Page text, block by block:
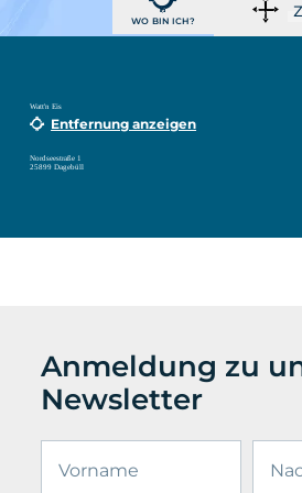
WO BIN ICH?
Watt'n Eis
Entfernung anzeigen
Nordseestraße 1
25899 Dagebüll
Anmeldung zu
Newsletter